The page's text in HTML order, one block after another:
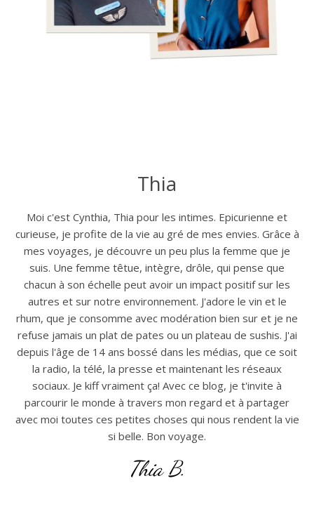
Thia
Moi c'est Cynthia, Thia pour les intimes. Epicurienne et
curieuse, je profite de la vie au gré de mes envies. Grâce à
mes voyages, je découvre un peu plus la femme que je
suis. Une femme têtue, intègre, drôle, qui pense que
chacun à son échelle peut avoir un impact positif sur les
autres et sur notre environnement. J'adore le vin et le
rhum, que je consomme avec modération bien sur et je ne
refuse jamais un plat de pates ou un plateau de sushis. J'ai
depuis l'âge de 14 ans bossé dans les médias, que ce soit
la radio, la télé, la presse et maintenant les réseaux
sociaux. Je kiff vraiment ça! Avec ce blog, je t'invite à
parcourir le monde à travers mon regard et à partager
avec moi toutes ces petites choses qui nous rendent la vie
si belle. Bon voyage.
Thia B.